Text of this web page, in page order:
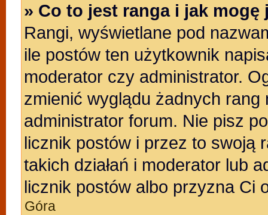
» Co to jest ranga i jak mogę
Rangi, wyświetlane pod
ile postów ten użytkownik
moderator czy administrator.
zmienić wyglądu żadnych
administrator forum. Nie pisz
licznik postów i przez to swoją
takich działań i moderator lub
licznik postów albo przyzna Ci
Góra